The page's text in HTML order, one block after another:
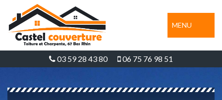
MENU
03 59 28 43 80 06 75 76 98 51